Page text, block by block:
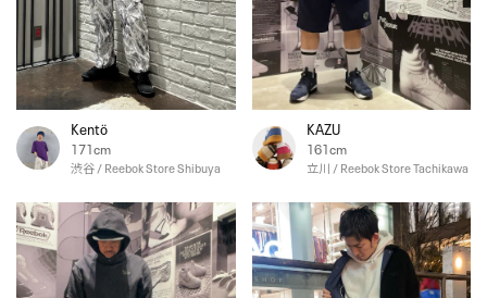
Kentö
171cm
渋谷 / Reebok Store Shibuya
KAZU
161cm
立川 / Reebok Store Tachikawa